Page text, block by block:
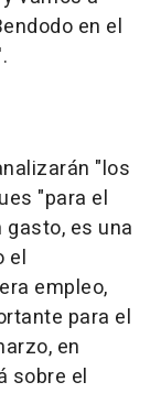
en el
"los
"para el
es una
el
empleo,
para el
en
sobre el